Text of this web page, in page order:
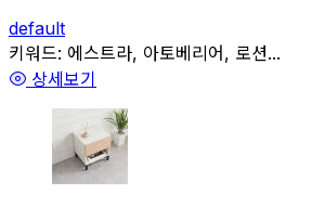
default
관련
키워드: 에스트라, 아토베리어, 로션...
상세보기